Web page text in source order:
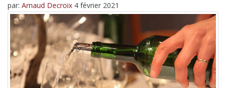
par: Arnaud Decroix 4 février 2021